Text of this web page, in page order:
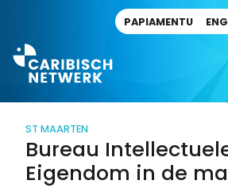
PAPIAMENTU
ST MAARTEN
Bureau
Eigendom in de